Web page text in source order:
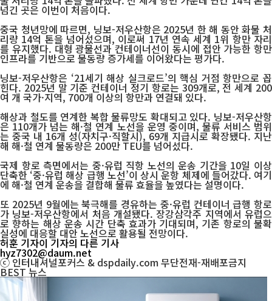
넘긴 곳은 이번이 처음이다.
중국 청년망에 따르면, 닝보-저우산항은 2025년 한 해 동안 화물 처
리량 14억 톤을 넘어섰으며, 이로써 17년 연속 세계 1위 항만 자리
를 유지했다. 대형 광물선과 컨테이너선이 동시에 접안 가능한 항만
인프라를 기반으로 물동량 증가세를 이어왔다는 평가다.
닝보-저우산항은 ‘21세기 해상 실크로드’의 핵심 거점 항만으로 꼽
힌다. 2025년 말 기준 컨테이너 정기 항로는 309개로, 전 세계 200
여 개 국가·지역, 700개 이상의 항만과 연결돼 있다.
해상과 철도를 연계한 복합 물류망도 확대되고 있다. 닝보-저우산항
은 110개가 넘는 해·철 연계 노선을 운영 중이며, 물류 서비스 범위
는 중국 내 16개 성(자치구·직할시), 69개 지급시로 확장됐다. 지난
해 해·철 연계 물동량은 200만 TEU를 넘어섰다.
국제 항로 측면에서는 중·유럽 직항 노선의 운송 기간을 10일 이상
단축한 ‘중·유럽 해상 급행 노선’이 상시 운항 체제에 들어갔다. 여기
에 해·철 연계 운송을 결합해 물류 효율을 높였다는 설명이다.
또 2025년 9월에는 북극해를 경유하는 중·유럽 컨테이너 급행 항로
가 닝보-저우산항에서 처음 개설됐다. 장강삼각주 지역에서 유럽으
로 향하는 해상 운송 시간 단축 효과가 기대되며, 기존 항로의 불확
실성에 대응할 대안 노선으로 활용될 전망이다.
허훈 기자이 기자의 다른 기사
hyz7302@daum.net
ⓒ 인터내셔널포커스 & dspdaily.com 무단전재-재배포금지
BEST뉴스